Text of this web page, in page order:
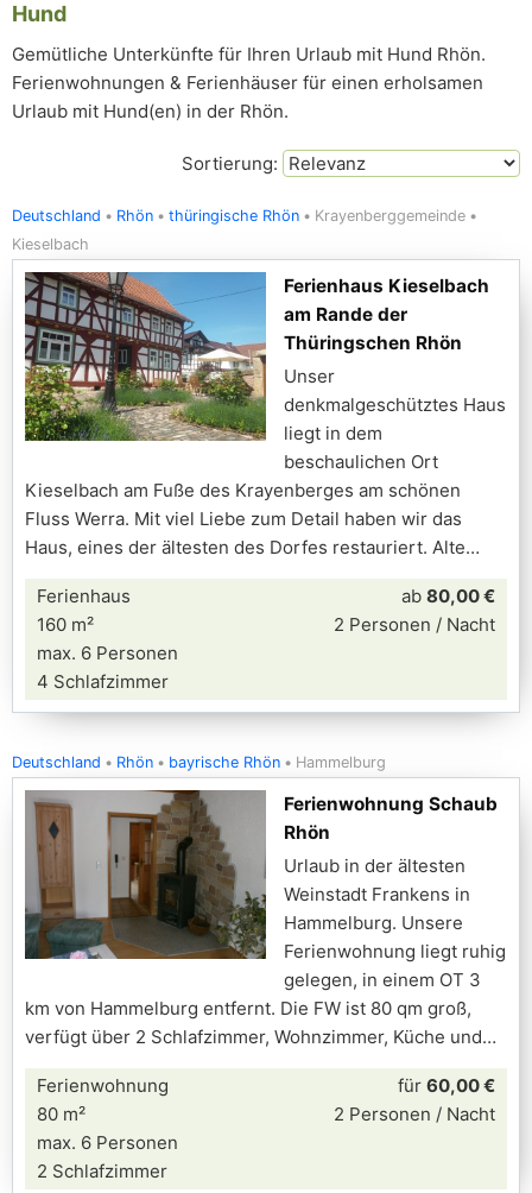
Hund
Gemütliche Unterkünfte für Ihren Urlaub mit Hund Rhön.
Ferienwohnungen & Ferienhäuser für einen erholsamen
Urlaub mit Hund(en) in der Rhön.
Sortierung:
Deutschland Rhön thüringische Rhön
Krayenberggemeinde
Kieselbach
Ferienhaus Kieselbach
am Rande der
Thüringschen Rhön
Unser
denkmalgeschütztes Haus
liegt in dem
beschaulichen Ort
Kieselbach am Fuße des Krayenberges am schönen
Fluss Werra. Mit viel Liebe zum Detail haben wir das
Haus, eines der ältesten des Dorfes restauriert. Alte
Ferienhaus
160 m²
max. 6 Personen
4 Schlafzimmer
ab 80,00 €
2 Personen / Nacht
Deutschland Rhön bayrische Rhön Hammelburg
Ferienwohnung Schaub
Rhön
Urlaub in der ältesten
Weinstadt Frankens in
Hammelburg. Unsere
Ferienwohnung liegt ruhig
gelegen, in einem OT 3
km von Hammelburg entfernt. Die FW ist 80 qm groß,
verfügt über 2 Schlafzimmer, Wohnzimmer, Küche und
Ferienwohnung
80 m²
max. 6 Personen
2 Schlafzimmer
für 60,00 €
2 Personen / Nacht